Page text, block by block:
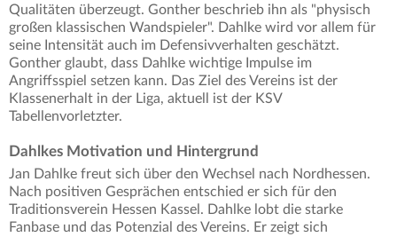
Qualitäten überzeugt. Gonther beschrieb ihn als "physisch
großen klassischen Wandspieler". Dahlke wird vor allem für
seine Intensität auch im Defensivverhalten geschätzt.
Gonther glaubt, dass Dahlke wichtige Impulse im
Angriffsspiel setzen kann. Das Ziel des Vereins ist der
Klassenerhalt in der Liga, aktuell ist der KSV
Tabellenvorletzter.
Dahlkes Motivation und Hintergrund
Jan Dahlke freut sich über den Wechsel nach Nordhessen.
Nach positiven Gesprächen entschied er sich für den
Traditionsverein Hessen Kassel. Dahlke lobt die starke
Fanbase und das Potenzial des Vereins. Er zeigt sich